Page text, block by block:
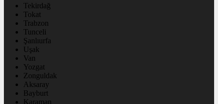
Tekirdağ
Tokat
Trabzon
Tunceli
Şanlıurfa
Uşak
Van
Yozgat
Zonguldak
Aksaray
Bayburt
Karaman